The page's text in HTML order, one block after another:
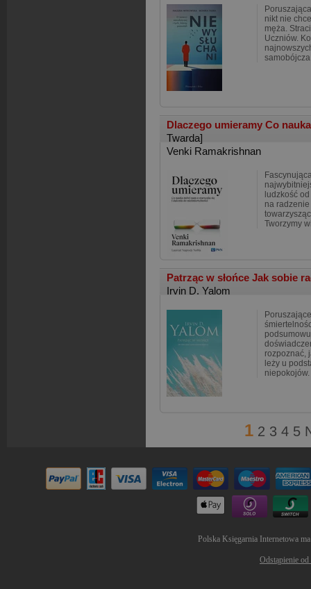
nikt nie
męża.
Uczniów.
Dlaczego umieramy Co
Twarda]
Venki Ramakrishnan
ludzkość
na
Tworzymy
Patrząc w słońce Jak sobie
Irvin D. Yalom
rozpoznać,
leży u
niepokojów.
1 2 3 4 5
Polska Księgarnia Internetowa
Odstąpienie